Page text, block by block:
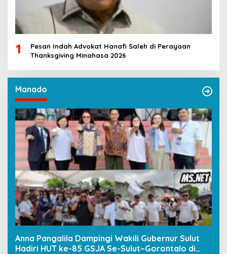
1
Pesan Indah Advokat Hanafi Saleh di Perayaan
Thanksgiving Minahasa 2026
Manado
Anna Pangalila Dampingi Wakili Gubernur Sulut
Hadiri HUT ke-85 GSJA Se-Sulut–Gorontalo di